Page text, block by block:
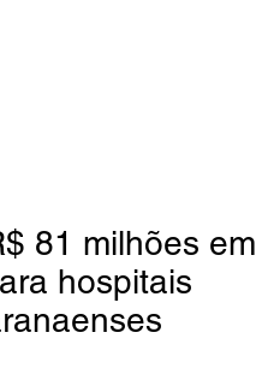
81 milhões em
hospitais